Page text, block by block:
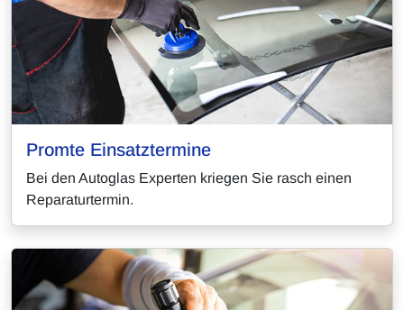
Promte Einsatztermine
Bei den Autoglas Experten kriegen Sie rasch einen
Reparaturtermin.